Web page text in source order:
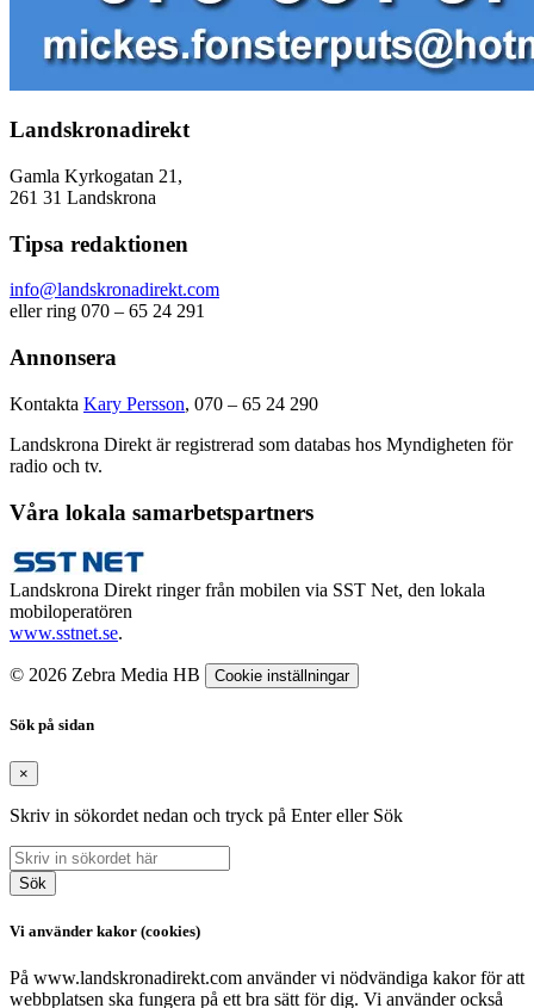
Landskronadirekt
Gamla Kyrkogatan 21,
261 31 Landskrona
Tipsa redaktionen
info@landskronadirekt.com
eller ring 070 – 65 24 291
Annonsera
Kontakta Kary Persson, 070 – 65 24 290
Landskrona Direkt är registrerad som databas hos Myndigheten för
radio och tv.
Våra lokala samarbetspartners
Landskrona Direkt ringer från mobilen via SST Net, den lokala
mobiloperatören
www.sstnet.se.
© 2026 Zebra Media HB Cookie inställningar
Sök på sidan
×
Skriv in sökordet nedan och tryck på Enter eller Sök
Sök
Vi använder kakor (cookies)
På www.landskronadirekt.com använder vi nödvändiga kakor för att
webbplatsen ska fungera på ett bra sätt för dig. Vi använder också